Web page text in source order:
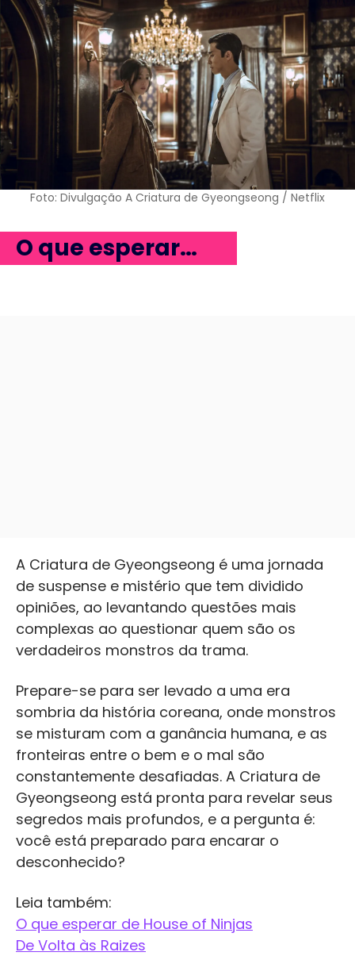
Foto: Divulgação A Criatura de Gyeongseong / Netflix
O que esperar…
A Criatura de Gyeongseong é uma jornada
de suspense e mistério que tem dividido
opiniões, ao levantando questões mais
complexas ao questionar quem são os
verdadeiros monstros da trama.
Prepare-se para ser levado a uma era
sombria da história coreana, onde monstros
se misturam com a ganância humana, e as
fronteiras entre o bem e o mal são
constantemente desafiadas. A Criatura de
Gyeongseong está pronta para revelar seus
segredos mais profundos, e a pergunta é:
você está preparado para encarar o
desconhecido?
Leia também:
O que esperar de House of Ninjas
De Volta às Raizes